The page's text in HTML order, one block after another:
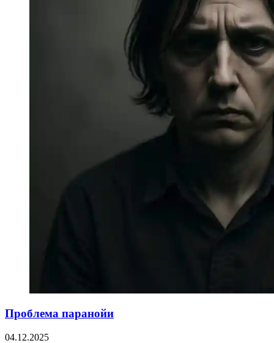
Проблема паранойи
04.12.2025